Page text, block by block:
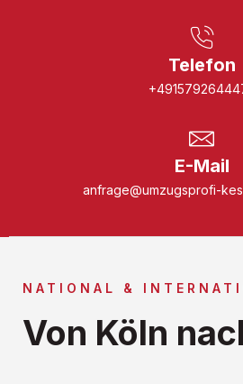
Telefon
E-Mail
anfrage@umzugsprofi-
NATIONAL &
Von Köln